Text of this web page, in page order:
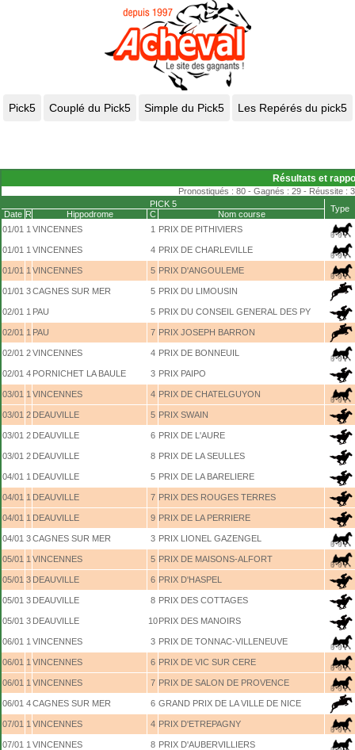
Résultats et
Pronostiqués : 80 - Gagnés : 29 - Réussite :
PICK 5
Type
Date R Hippodrome C
Nom course
01/01 1 VINCENNES 1 PRIX DE PITHIVIERS
01/01 1 VINCENNES 4 PRIX DE CHARLEVILLE
01/01 1 VINCENNES 5 PRIX D'ANGOULEME
01/01 3CAGNES SUR MER 5 PRIX DU LIMOUSIN
02/01 1 PAU 5 PRIX DU CONSEIL GENERAL DES PY
02/01 1 PAU 7 PRIX JOSEPH BARRON
02/01 2VINCENNES 4 PRIX DE BONNEUIL
02/01 4 PORNICHET LA BAULE 3 PRIX PAIPO
03/01 1 VINCENNES 4 PRIX DE CHATELGUYON
03/01 2 DEAUVILLE 5 PRIX SWAIN
03/01 2 DEAUVILLE 6 PRIX DE L'AURE
03/01 2 DEAUVILLE 8 PRIX DE LA SEULLES
04/01 1 DEAUVILLE 5 PRIX DE LA BARELIERE
04/01 1 DEAUVILLE 7 PRIX DES ROUGES TERRES
04/01 1 DEAUVILLE 9 PRIX DE LA PERRIERE
04/01 3CAGNES SUR MER 3 PRIX LIONEL GAZENGEL
05/01 1 VINCENNES 5 PRIX DE MAISONS-ALFORT
05/01 3 DEAUVILLE 6 PRIX D'HASPEL
05/01 3 DEAUVILLE 8 PRIX DES COTTAGES
05/01 3 DEAUVILLE 10 PRIX DES MANOIRS
06/01 1 VINCENNES 3 PRIX DE TONNAC-VILLENEUVE
06/01 1 VINCENNES 6 PRIX DE VIC SUR CERE
06/01 1 VINCENNES 7 PRIX DE SALON DE PROVENCE
06/01 4CAGNES SUR MER 6 GRAND PRIX DE LA VILLE DE NICE
07/01 1 VINCENNES 4 PRIX D'ETREPAGNY
07/01 1 VINCENNES 8 PRIX D'AUBERVILLIERS